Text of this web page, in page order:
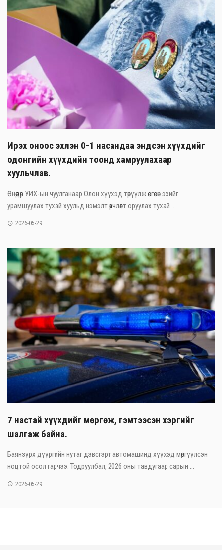
Ирэх оноос эхлэн 0-1 насандаа эндсэн хүүхдийг
одонгийн хүүхдийн тоонд хамруулахаар
хуульчлав.
Өнөөдөр УИХ-ын чуулганаар Олон хүүхэд төрүүлж өсгөсөн эхийг
урамшуулах тухай хуульд нэмэлт өөрчлөлт оруулах тухай ...
2026-05-29
7 настай хүүхдийг мөргөж, гэмтээсэн хэргийг
шалгаж байна.
Баянзүрх дүүргийн нутаг дэвсгэрт автомашинд хүүхэд мөргүүлсэн
ноцтой осол гарчээ. Тодруулбал, 2026 оны тавдугаар сарын ...
2026-05-29